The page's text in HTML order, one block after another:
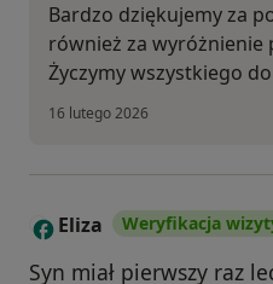
Bardzo dziękujemy za
również za wyróżnienie
Życzymy wszystkiego
16 lutego 2026
E Eliza Weryfikacja
Syn miał pierwszy raz